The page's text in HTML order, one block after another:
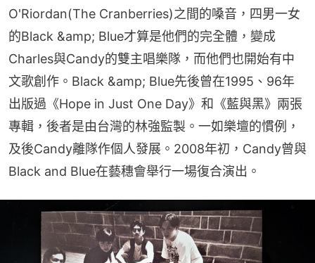
O'Riordan(The Cranberries)之間的嗓音，四男一女
的Black &amp; Blue才算是他們的完全體，變成
Charles與Candy的雙主唱樂隊，而他們也開始有中
文歌創作。Black &amp; Blue先後曾在1995、96年
出版過《Hope in Just One Day》和《藍與黑》兩張
專輯，後者是由台灣的林強監製。一如樂壇的慣例，
及後Candy離隊作個人發展。2008年初，Candy曾與
Black and Blue在藝穗會舉行一場復合演出。